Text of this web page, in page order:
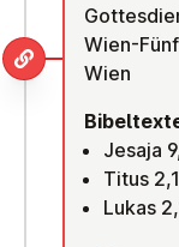
Wien-
Wien
Jesaja
Titus
Lukas